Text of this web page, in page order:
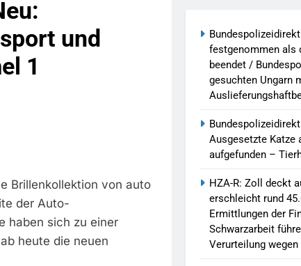
Wegen Betrugs
Mitglied Einer Kriminellen Vereinigung Geht
Den Einsatzmaßnahmen Der Bundespolizei In
An Bahnübergang In Aubing / Bundespolizei Ermittelt
Zeugen Halten Tatverdächtigen Fest / Mann Nach
(Sendling)
In Fahrzeug Und Anhänger Versteckt Kontrolle In
Einleitung Eines Steuerstrafverfahrens
und
1
Brillenkollektion von auto
der Auto-
haben sich zu einer
heute die neuen
festgenommen als
beendet /
gesuchten Ungarn
Ausgesetzte Katze
aufgefunden –
HZA-R: Zoll deckt
erschleicht rund
Ermittlungen der
Schwarzarbeit
Verurteilung wegen